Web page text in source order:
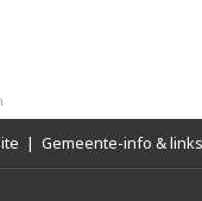
| Gemeente-info & links